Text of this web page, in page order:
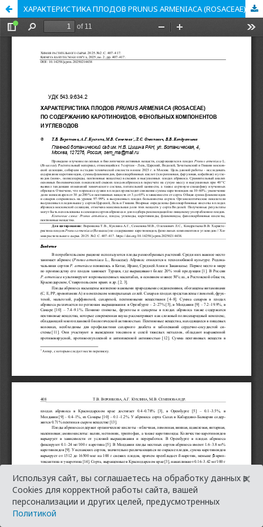
ХАРАКТЕРИСТИКА ПЛОДОВ PRUNUS ARMENIACA (ROSACEAE) ПО СОДЕРЖАНИЮ КАРОТИНОИДОВ, ФЕНОЛЬНЫХ КОМПОНЕНТОВ И УГЛЕВОДОВ
Используя сайт, вы соглашаетесь на обработку данных в
Cookies для корректной работы сайта, вашей
персонализации и других целей, предусмотренных
Политикой
×